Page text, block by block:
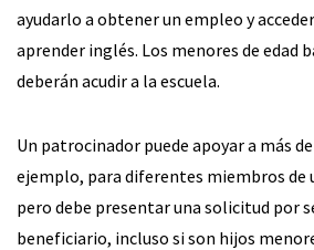
ayudarlo a obtener un empleo y
aprender inglés. Los menores de edad
deberán acudir a la escuela.
Un patrocinador puede apoyar a más
ejemplo, para diferentes miembros de
pero debe presentar una solicitud por
beneficiario, incluso si son hijos